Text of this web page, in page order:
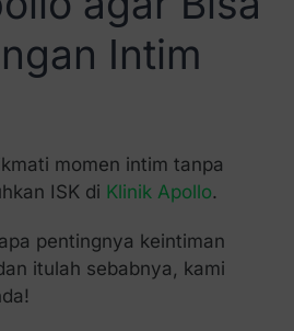
Intim
momen intim tanpa
ISK di Klinik Apollo.
pentingnya keintiman
itulah sebabnya, kami